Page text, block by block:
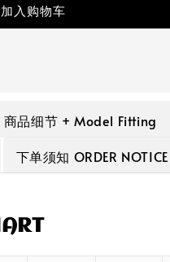
加入购物车
商品细节 + Model Fitting
下单须知 ORDER NOTICE